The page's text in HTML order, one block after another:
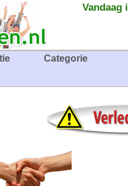
Vandaag
Categorie